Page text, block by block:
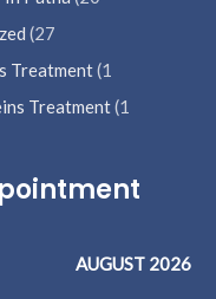
(27
Treatment(1
Treatment(1
AUGUST 2026